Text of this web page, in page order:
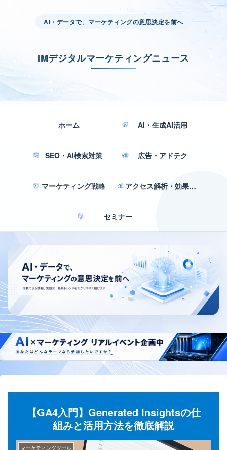
AI・データで、マーケティングの意思決定を前へ
IMデジタルマーケティングニュース
ホーム AI・生成AI活用
SEO・AI検索対策 広告・アドテク
マーケティング戦略 アクセス解析・効果測定
セミナー
【GA4入門】Generated Insightsの仕
組みと活用方法を徹底解説
マーケティングツール